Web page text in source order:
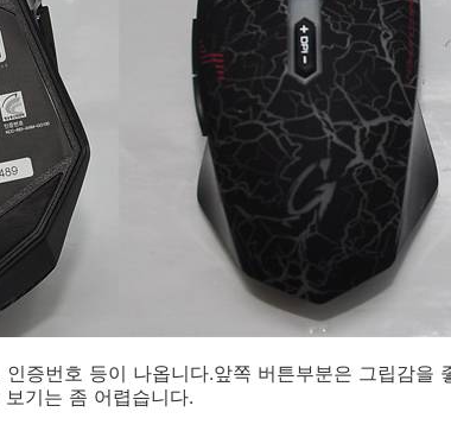
증번호 등이 나옵니다.앞쪽 버튼부분은 그립감을
기는 좀 어렵습니다.